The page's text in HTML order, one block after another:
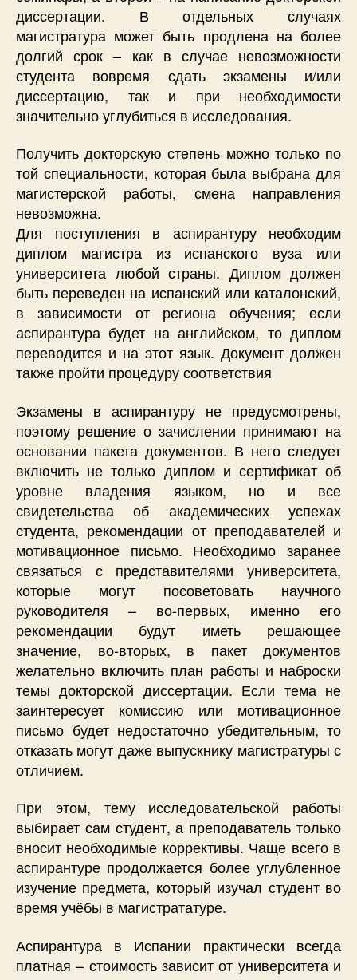
диссертации. В отдельных случаях
магистратура может быть продлена на более
долгий срок – как в случае невозможности
студента вовремя сдать экзамены и/или
диссертацию, так и при необходимости
значительно углубиться в исследования.
Получить докторскую степень можно только по
той специальности, которая была выбрана для
магистерской работы, смена направления
невозможна.
Для поступления в аспирантуру необходим
диплом магистра из испанского вуза или
университета любой страны. Диплом должен
быть переведен на испанский или каталонский,
в зависимости от региона обучения; если
аспирантура будет на английском, то диплом
переводится и на этот язык. Документ должен
также пройти процедуру соответствия
Экзамены в аспирантуру не предусмотрены,
поэтому решение о зачислении принимают на
основании пакета документов. В него следует
включить не только диплом и сертификат об
уровне владения языком, но и все
свидетельства об академических успехах
студента, рекомендации от преподавателей и
мотивационное письмо. Необходимо заранее
связаться с представителями университета,
которые могут посоветовать научного
руководителя – во-первых, именно его
рекомендации будут иметь решающее
значение, во-вторых, в пакет документов
желательно включить план работы и наброски
темы докторской диссертации. Если тема не
заинтересует комиссию или мотивационное
письмо будет недостаточно убедительным, то
отказать могут даже выпускнику магистратуры с
отличием.
При этом, тему исследовательской работы
выбирает сам студент, а преподаватель только
вносит необходимые коррективы. Чаще всего в
аспирантуре продолжается более углубленное
изучение предмета, который изучал студент во
время учёбы в магистрататуре.
Аспирантура в Испании практически всегда
платная – стоимость зависит от университета и